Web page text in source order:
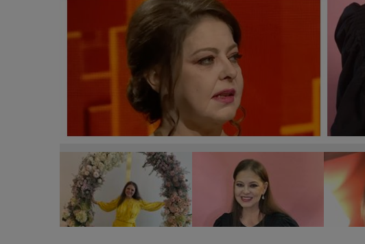
Ce înseamnă moartea pentru Rita Mureșan? Designerul a
această lume: „Nu îmi e frică. Cu capul pe pernă, în somn și